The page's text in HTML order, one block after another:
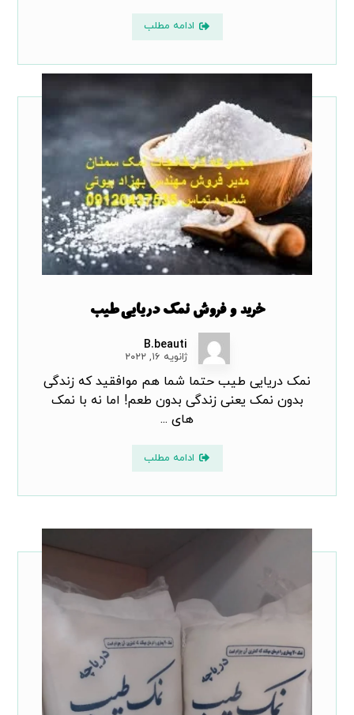
ادامه مطلب
خرید و فروش نمک دریایی طیب
B.beauti
ژانویه ۱۶, ۲۰۲۲
نمک دریایی طیب حتما شما هم موافقید که زندگی
بدون نمک یعنی زندگی بدون طعم! اما نه با نمک
های ...
ادامه مطلب